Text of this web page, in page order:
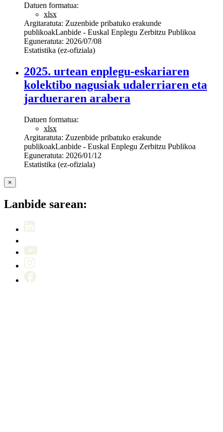
Datuen formatua:
xlsx
Argitaratuta: Zuzenbide pribatuko erakunde
publikoakLanbide - Euskal Enplegu Zerbitzu Publikoa
Eguneratuta: 2026/07/08
Estatistika (ez-ofiziala)
2025. urtean enplegu-eskariaren
kolektibo nagusiak udalerriaren eta
jardueraren arabera
Datuen formatua:
xlsx
Argitaratuta: Zuzenbide pribatuko erakunde
publikoakLanbide - Euskal Enplegu Zerbitzu Publikoa
Eguneratuta: 2026/01/12
Estatistika (ez-ofiziala)
×
Lanbide sarean: